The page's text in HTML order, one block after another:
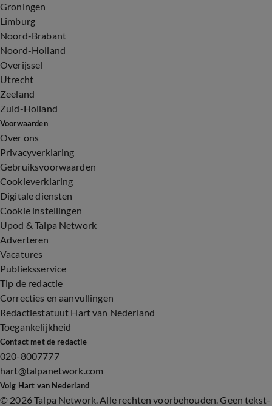
Groningen
Limburg
Noord-Brabant
Noord-Holland
Overijssel
Utrecht
Zeeland
Zuid-Holland
Voorwaarden
Over ons
Privacyverklaring
Gebruiksvoorwaarden
Cookieverklaring
Digitale diensten
Cookie instellingen
Upod & Talpa Network
Adverteren
Vacatures
Publieksservice
Tip de redactie
Correcties en aanvullingen
Redactiestatuut Hart van Nederland
Toegankelijkheid
Contact met de redactie
020-8007777
hart@talpanetwork.com
Volg Hart van Nederland
© 2026 Talpa Network. Alle rechten voorbehouden. Geen tekst-